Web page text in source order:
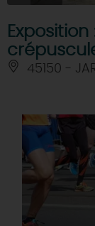
45150 -